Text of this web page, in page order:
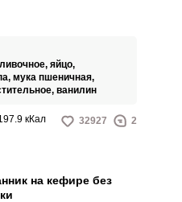
вкус. Важно, что
он быстро и из того,
всегда есть дома.
яйцо,
мука пшеничная,
ванилин
кКал 32927 2
на кефире без